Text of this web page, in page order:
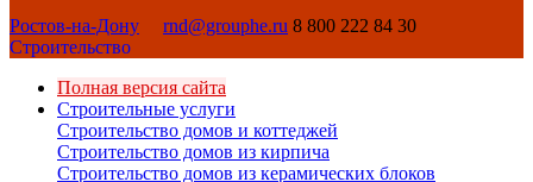
Ростов-на-Дону rnd@grouphe.ru 8 800 222 84 30
Строительство
Полная версия сайта
Строительные услуги
Строительство домов и коттеджей
Строительство домов из кирпича
Строительство домов из керамических блоков